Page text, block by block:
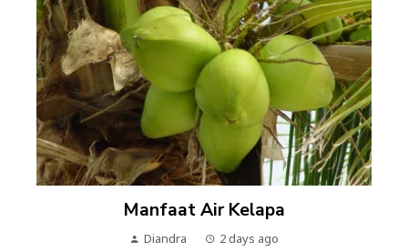
Manfaat Air Kelapa
Diandra 2 days ago